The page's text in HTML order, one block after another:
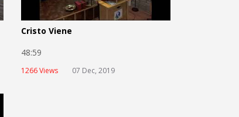
Cristo Viene
48:59
1266 Views 07 Dec, 2019